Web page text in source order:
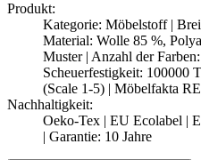
Produkt:
Kategorie: Möbelstoff |
Material: Wolle 85 %,
Muster | Anzahl der
Scheuerfestigkeit: 100000
(Scale 1-5) | Möbelfakta
Nachhaltigkeit:
Oeko-Tex | EU Ecolabel |
| Garantie: 10 Jahre